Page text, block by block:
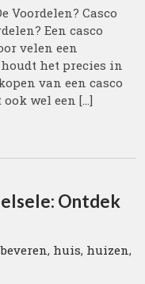
Voordelen? Casco
Een casco
velen een
het precies in
van een casco
wel een […]
Ontdek
beveren, huis, huizen,